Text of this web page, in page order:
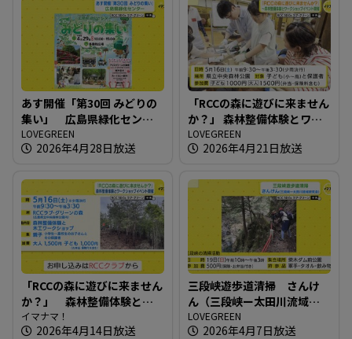
あす開催「第30回 みどりの
集い」 広島県緑化センタ
ー
LOVEGREEN
2026年4月28日放送
「RCCの森に遊びに来ません
か？」 森林整備体験とワー
クショップイベント開催
LOVEGREEN
2026年4月21日放送
「RCCの森に遊びに来ません
か？」 森林整備体験とワ
ークショップイベント開催
イマナマ！
2026年4月14日放送
三段峡遊歩道清掃 さんけ
ん（三段峡ー太田川流域研
究会）
LOVEGREEN
2026年4月7日放送